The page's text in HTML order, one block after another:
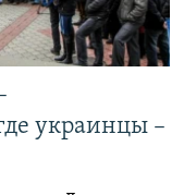
украинцы –